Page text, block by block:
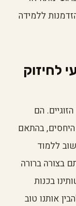
ללמידה
לחיזוק
הם
בהתאם
ללמוד
בצורה ברורה
בכנות
אותנו טוב